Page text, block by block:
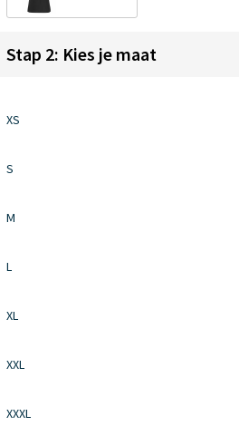
Stap 2: Kies je maat
XS
S
M
L
XL
XXL
XXXL